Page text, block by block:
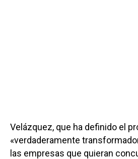
Velázquez, que ha definido el
«verdaderamente
las empresas que quieran